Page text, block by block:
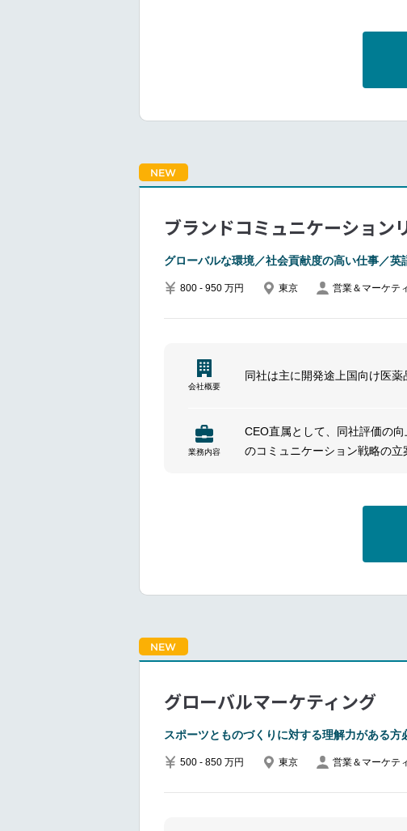
また、危機発生時のコミュニ
◇マーケティングコミュニケー
ブランドの一貫性を確保します
認を行います。
NEW
ブランドコミュニケーション
グローバルな環境／社会貢献度の高い仕事／英
800 - 950 万円 東京 営業＆マーケテ
会社概要
同社は主に開発途上国向け医薬
業務内容
CEO直属として、同社評価の
のコミュニケーション戦略の立
PR活動、アーンドメディア（
ブランドアイデンティティの
チームマネジメント（3名程度
NEW
グローバルマーケティング
スポーツとものづくりに対する理解力がある方
500 - 850 万円 東京 営業＆マーケテ